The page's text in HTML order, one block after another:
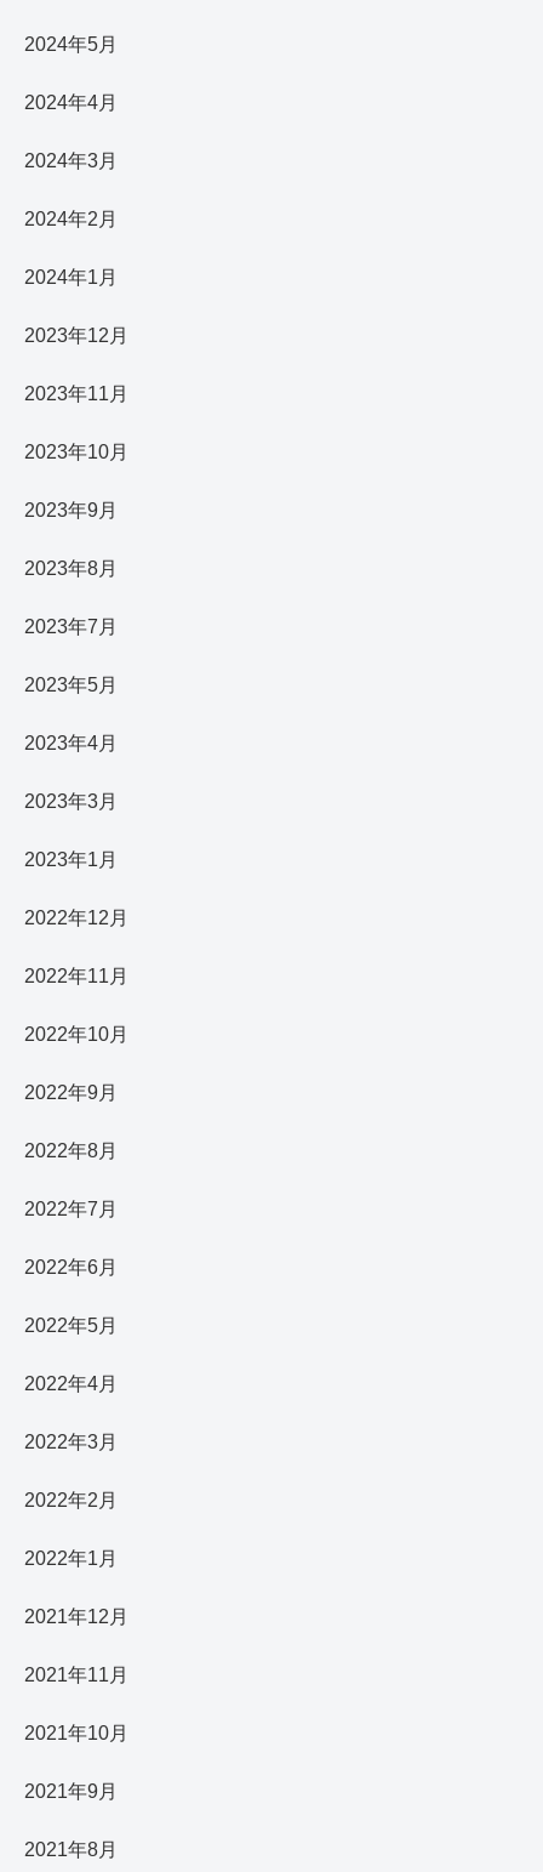
2024年5月
2024年4月
2024年3月
2024年2月
2024年1月
2023年12月
2023年11月
2023年10月
2023年9月
2023年8月
2023年7月
2023年5月
2023年4月
2023年3月
2023年1月
2022年12月
2022年11月
2022年10月
2022年9月
2022年8月
2022年7月
2022年6月
2022年5月
2022年4月
2022年3月
2022年2月
2022年1月
2021年12月
2021年11月
2021年10月
2021年9月
2021年8月